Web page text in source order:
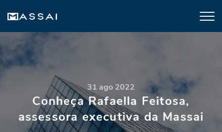
31 ago 2022
Conheça Rafaella Feitosa,
assessora executiva da Massai